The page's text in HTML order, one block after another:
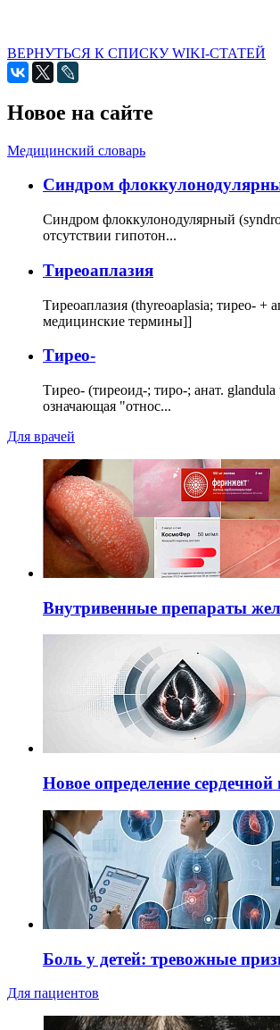
ВЕРНУТЬСЯ К СПИСКУ WIKI-СТАТЕЙ
Новое на сайте
Медицинский словарь
Cиндром
Синдром флоккулонодулярный
отсутствии гипотон...
Тиреоаплазия
Тиреоаплазия (thyreoaplasia; тирео- +
медицинские термины]]
Тирео-
Тирео- (тиреоид-; тиро-; анат.
означающая "относ...
Для врачей
Внутривенные препараты
Новое определение
Боль у детей: тревожные
Для пациентов